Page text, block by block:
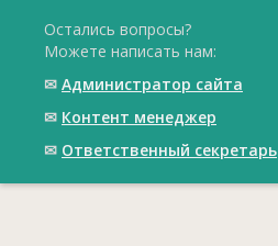
Остались вопросы?
Можете написать нам:
✉ Администратор сайта
✉ Контент менеджер
✉ Ответственный cекретарь